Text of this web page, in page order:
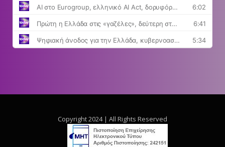
Copyright 2024 | All Rights Reserved